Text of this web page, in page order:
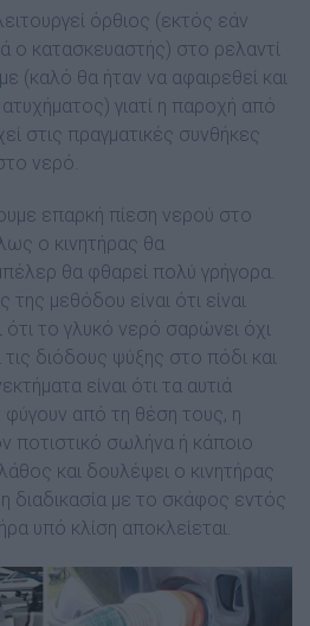
όρθιος (εκτός εάν
ο κατασκευαστής) στο ρελαντί
(καλό θα ήταν να αφαιρεθεί και
γιατί η παροχή από
στις πραγµατικές συνθήκες
νερό.
επαρκή πίεση νερού στο
ο κινητήρας θα
θα φθαρεί πολύ γρήγορα.
µεθόδου είναι ότι είναι
το γλυκό νερό σαρώνει όχι
διόδους ψύξης στο πόδι και
είναι ότι τα αυτιά
από τη θέση τους, η
ποτιστικό σωλήνα ή κάποιο
και δουλέψει ο κινητήρας
διαδικασία µε το σκάφος εντός
υπό κλίση αποκλείεται.